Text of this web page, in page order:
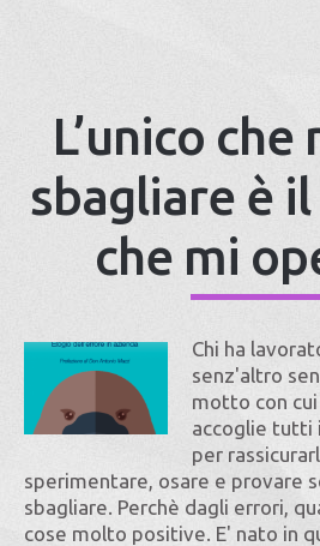
L’unico che
sbagliare è
che mi
Chi ha
senz'altro
motto con cui
accoglie tutti
per
sperimentare, osare e provare
sbagliare. Perchè dagli errori,
cose molto positive. E' nato in